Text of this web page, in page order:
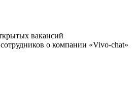
вакансий
о компании «Vivo-chat»